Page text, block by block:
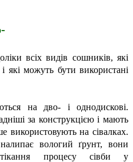
всіх видів сошників, які
які можуть бути використані
на дво- і однодискові.
за конструкцією і мають
використовують на сівалках.
вологий ґрунт, вони
процесу сівби у